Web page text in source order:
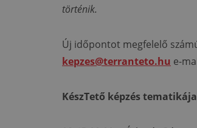
történik.
Új időpontot megfelelő
kepzes@terranteto.hu e-
KészTető képzés